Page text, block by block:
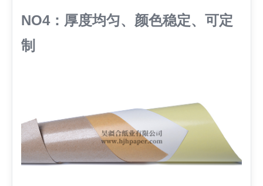
NO4：厚度均匀、颜色稳定、可定
制